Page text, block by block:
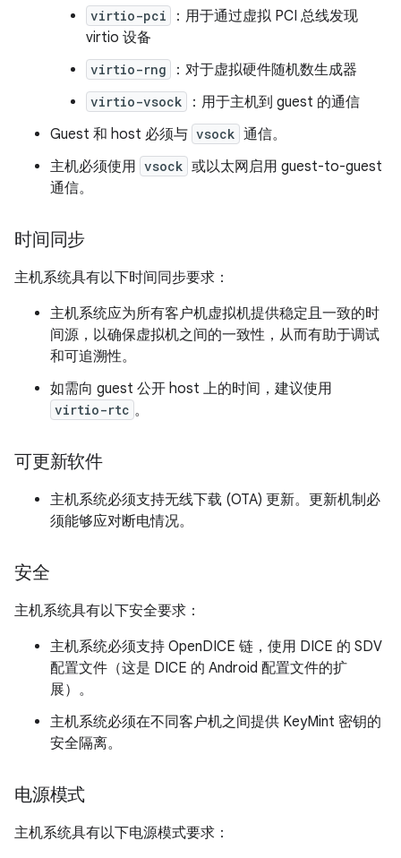
virtio-pci
：用于通过虚拟 PCI 总线发现
virtio 设备
virtio-rng ：对于虚拟硬件随机数生成器
virtio-vsock
：用于主机到 guest 的通信
Guest 和 host 必须与 vsock 通信。
主机必须使用 vsock 或以太网启用 guest-to-guest
通信。
时间同步
主机系统具有以下时间同步要求：
主机系统应为所有客户机虚拟机提供稳定且一致的时
间源，以确保虚拟机之间的一致性，从而有助于调试
和可追溯性。
如需向 guest 公开 host 上的时间，建议使用
virtio-rtc 。
可更新软件
主机系统必须支持无线下载 (OTA) 更新。更新机制必
须能够应对断电情况。
安全
主机系统具有以下安全要求：
主机系统必须支持 OpenDICE 链，使用 DICE 的 SDV
配置文件（这是 DICE 的 Android 配置文件的扩
展）。
主机系统必须在不同客户机之间提供 KeyMint 密钥的
安全隔离。
电源模式
主机系统具有以下电源模式要求：